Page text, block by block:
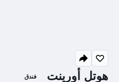
هوتل أورينت فندق